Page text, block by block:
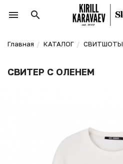
Главная КАТАЛОГ СВИТШОТЫ
СВИТЕР С ОЛЕНЕМ